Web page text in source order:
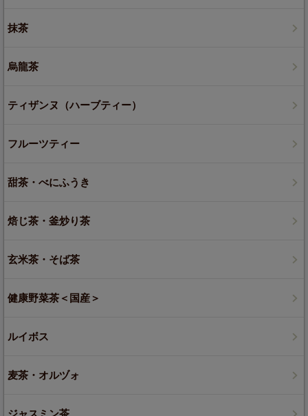
抹茶
烏龍茶
ティザンヌ（ハーブティー）
フルーツティー
甜茶・べにふうき
焙じ茶・釜炒り茶
玄米茶・そば茶
健康野菜茶＜国産＞
ルイボス
麦茶・オルヅォ